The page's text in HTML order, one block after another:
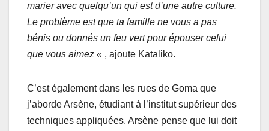
marier avec quelqu’un qui est d’une autre culture.
Le problème est que ta famille ne vous a pas
bénis ou donnés un feu vert pour épouser celui
que vous aimez « , ajoute Kataliko.
C’est également dans les rues de Goma que
j’aborde Arsène, étudiant à l’institut supérieur des
techniques appliquées. Arsène pense que lui doit